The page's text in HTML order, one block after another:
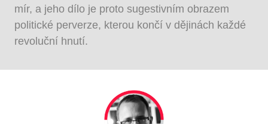
mír, a jeho dílo je proto sugestivním obrazem
politické perverze, kterou končí v dějinách každé
revoluční hnutí.